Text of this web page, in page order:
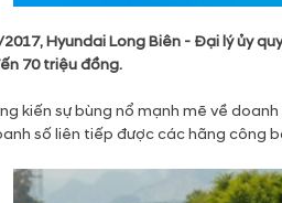
Hyundai Long Biên - Đại lý ủy
70 triệu đồng.
kiến sự bùng nổ mạnh mẽ về
số liên tiếp được các hãng công